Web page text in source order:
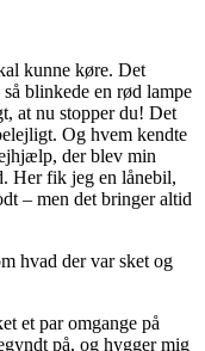
kunne køre. Det
blinkede en rød lampe
at nu stopper du! Det
Og hvem kendte
der blev min
Her fik jeg en lånebil,
– men det bringer altid
hvad der var sket og
et par omgange på
på, og hygger mig